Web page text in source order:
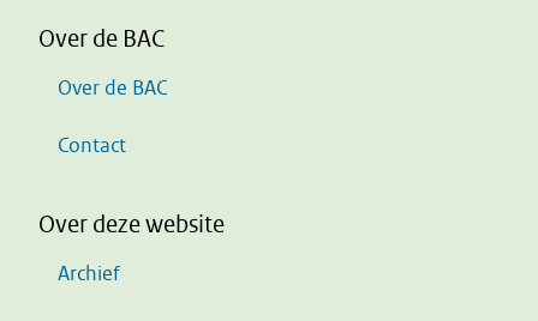
Over de BAC
Over de BAC
Contact
Over deze website
Archief